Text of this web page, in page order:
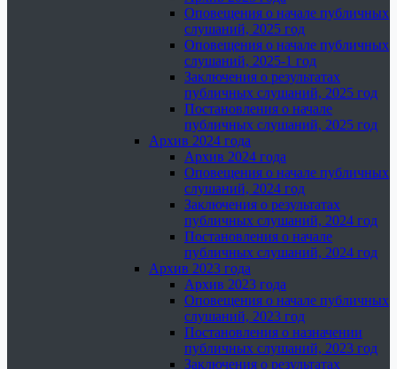
Оповещения о начале публичных
слушаний, 2025 год
Оповещения о начале публичных
слушаний, 2025-1 год
Заключения о результатах
публичных слушаний, 2025 год
Постановления о начале
публичных слушаний, 2025 год
Архив 2024 года
Архив 2024 года
Оповещения о начале публичных
слушаний, 2024 год
Заключения о результатах
публичных слушаний, 2024 год
Постановления о начале
публичных слушаний, 2024 год
Архив 2023 года
Архив 2023 года
Оповещения о начале публичных
слушаний, 2023 год
Постановления о назначении
публичных слушаний, 2023 год
Заключения о результатах